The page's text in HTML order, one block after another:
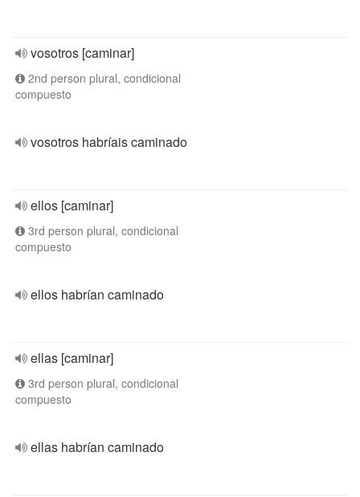
vosotros [caminar]
2nd person plural, condicional
compuesto
vosotros habríais caminado
ellos [caminar]
3rd person plural, condicional
compuesto
ellos habrían caminado
ellas [caminar]
3rd person plural, condicional
compuesto
ellas habrían caminado